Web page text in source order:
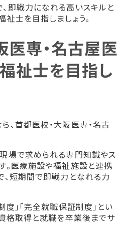
即戦力になれる高いスキルと
士を目指しましょう。
医専・名古屋医
祉士を目指し
、首都医校・大阪医専・名古
場で求められる専門知識やス
。医療施設や福祉施設と連携
、短期間で即戦力となれる力
度」「完全就職保証制度」とい
格取得と就職を卒業後までサ